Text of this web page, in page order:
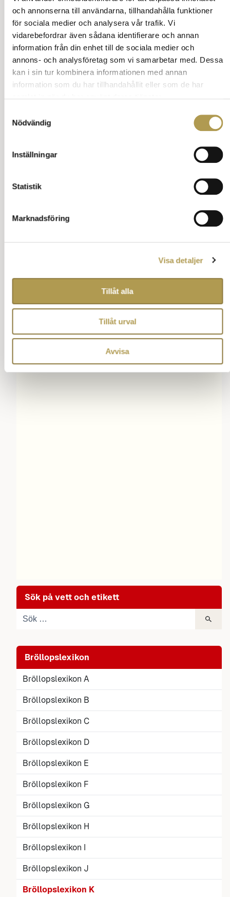
och annonserna till användarna, tillhandahålla funktioner
för sociala medier och analysera vår trafik. Vi
vidarebefordrar även sådana identifierare och annan
information från din enhet till de sociala medier och
annons- och analysföretag som vi samarbetar med. Dessa
kan i sin tur kombinera informationen med annan
information som du har tillhandahållit eller som de har
Nödvändig
Inställningar
Statistik
Marknadsföring
Visa detaljer
Tillåt alla
Tillåt urval
Avvisa
Sök på vett och etikett
Bröllopslexikon
Bröllopslexikon A
Bröllopslexikon B
Bröllopslexikon C
Bröllopslexikon D
Bröllopslexikon E
Bröllopslexikon F
Bröllopslexikon G
Bröllopslexikon H
Bröllopslexikon I
Bröllopslexikon J
Bröllopslexikon K
Hon har samma uppgifter som marskalken.
eller släkting till brudparet. Hon behöver inte
vara ensam, det kan vara flera personer som
Åter till Bröllopslexikon
Annons: